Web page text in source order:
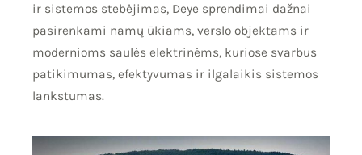
ir sistemos stebėjimas, Deye sprendimai dažnai
pasirenkami namų ūkiams, verslo objektams ir
modernioms saulės elektrinėms, kuriose svarbus
patikimumas, efektyvumas ir ilgalaikis sistemos
lankstumas.